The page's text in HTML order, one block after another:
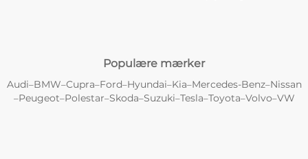
Populære mærker
Audi–BMW–Cupra–Ford–Hyundai–Kia–Mercedes-Benz–Nissan
–Peugeot–Polestar–Skoda–Suzuki–Tesla–Toyota–Volvo–VW